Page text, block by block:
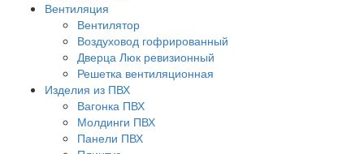
Вентиляция
Вентилятор
Воздуховод гофрированный
Дверца Люк ревизионный
Решетка вентиляционная
Изделия из ПВХ
Вагонка ПВХ
Молдинги ПВХ
Панели ПВХ